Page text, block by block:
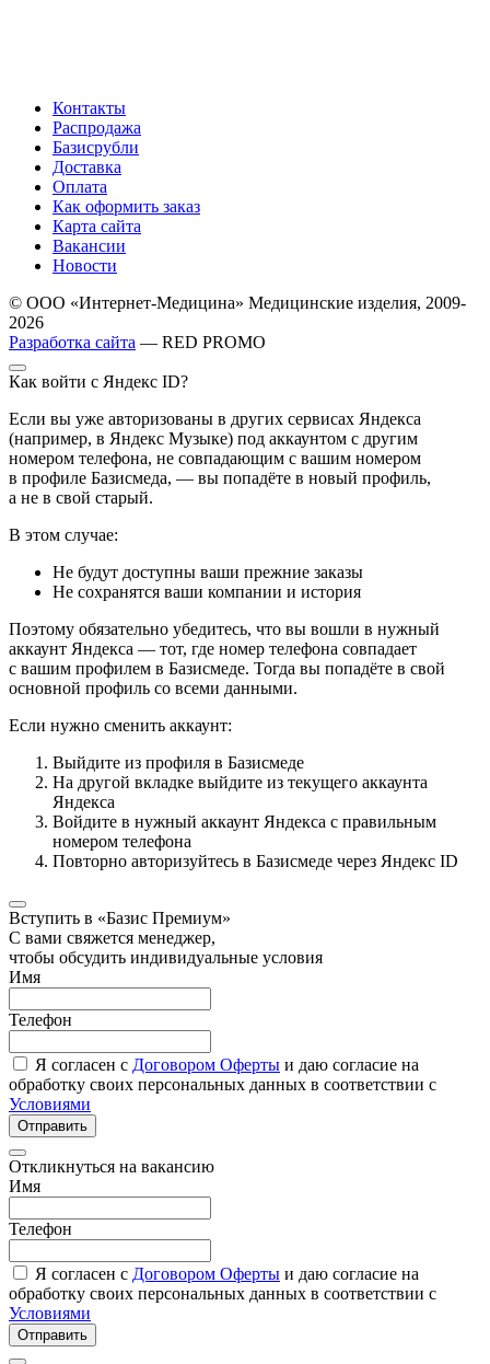
Контакты
Распродажа
Базисрубли
Доставка
Оплата
Как оформить заказ
Карта сайта
Вакансии
Новости
© ООО «Интернет-Медицина» Медицинские изделия, 2009-
2026
Разработка сайта — RED PROMO
Как войти с Яндекс ID?
Если вы уже авторизованы в других сервисах Яндекса
(например, в Яндекс Музыке) под аккаунтом с другим
номером телефона, не совпадающим с вашим номером
в профиле Базисмеда, — вы попадёте в новый профиль,
а не в свой старый.
В этом случае:
Не будут доступны ваши прежние заказы
Не сохранятся ваши компании и история
Поэтому обязательно убедитесь, что вы вошли в нужный
аккаунт Яндекса — тот, где номер телефона совпадает
с вашим профилем в Базисмеде. Тогда вы попадёте в свой
основной профиль со всеми данными.
Если нужно сменить аккаунт:
Выйдите из профиля в Базисмеде
На другой вкладке выйдите из текущего аккаунта
Яндекса
Войдите в нужный аккаунт Яндекса с правильным
номером телефона
Повторно авторизуйтесь в Базисмеде через Яндекс ID
Вступить в «Базис Премиум»
С вами свяжется менеджер,
чтобы обсудить индивидуальные условия
Имя
Телефон
Я согласен с Договором Оферты и даю согласие на
обработку своих персональных данных в соответствии с
Условиями
Отправить
Откликнуться на вакансию
Имя
Телефон
Я согласен с Договором Оферты и даю согласие на
обработку своих персональных данных в соответствии с
Условиями
Отправить